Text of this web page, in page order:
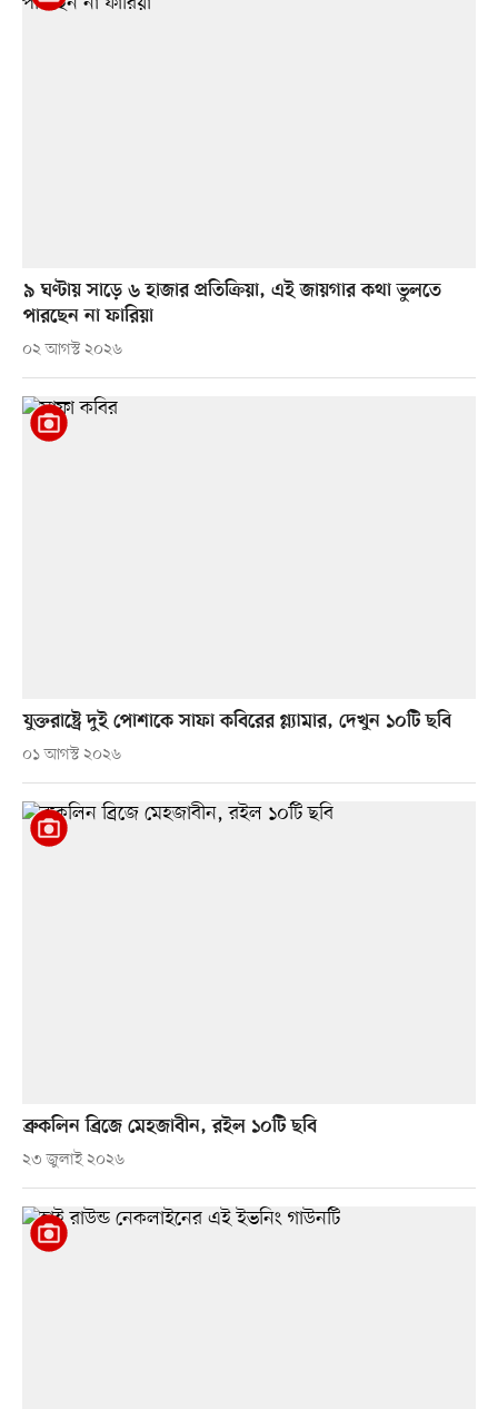
৯ ঘণ্টায় সাড়ে ৬ হাজার প্রতিক্রিয়া, এই জায়গার কথা ভুলতে
পারছেন না ফারিয়া
০২ আগস্ট ২০২৬
যুক্তরাষ্ট্রে দুই পোশাকে সাফা কবিরের গ্ল্যামার, দেখুন ১০টি ছবি
০১ আগস্ট ২০২৬
ব্রুকলিন ব্রিজে মেহজাবীন, রইল ১০টি ছবি
২৩ জুলাই ২০২৬